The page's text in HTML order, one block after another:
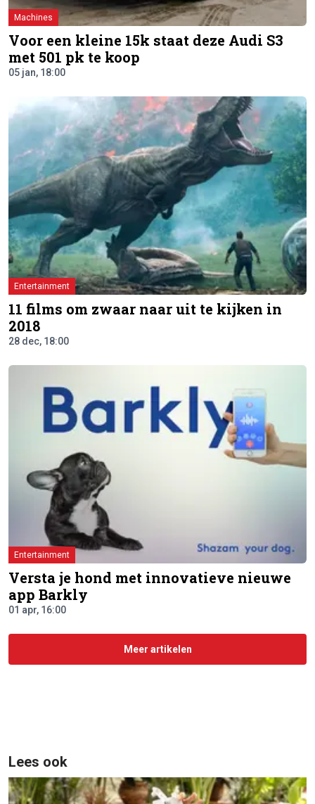
Machines
Voor een kleine 15k staat deze Audi S3
met 501 pk te koop
05 jan, 18:00
Entertainment
11 films om zwaar naar uit te kijken in
2018
28 dec, 18:00
Entertainment
Versta je hond met innovatieve nieuwe
app Barkly
01 apr, 16:00
Meer artikelen
Lees ook